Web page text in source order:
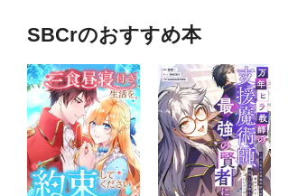
SBCrのおすすめ本